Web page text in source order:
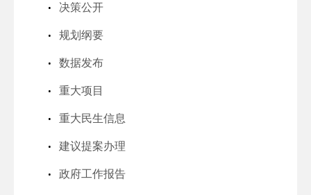
决策公开
规划纲要
数据发布
重大项目
重大民生信息
建议提案办理
政府工作报告